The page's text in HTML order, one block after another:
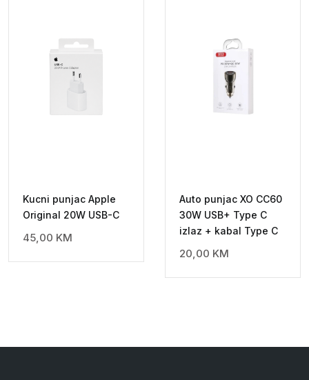
Kucni punjac Apple
Original 20W USB-C
45,00 KM
Auto punjac XO CC60
30W USB+ Type C
izlaz + kabal Type C
20,00 KM